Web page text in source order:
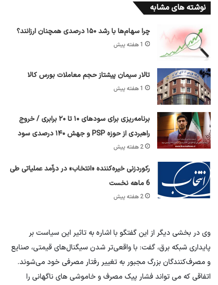
نوشته های مشابه
چرا سهام‌ها با رشد ۱۵۰ درصدی همچنان ارزانند؟
1 هفته پیش
تالار سیمان پیشتاز حجم معاملات بورس کالا
1 هفته پیش
برنامه‌ریزی برای سود‌های ۱۰ تا ۲۰ برابری / خروج
راهبردی از حوزه PSP و جهش ۱۴۰ درصدی سود
2 هفته پیش
رکوردزنی خیره‌کننده «انتخاب» در درآمد عملیاتی طی
6 ماهه نخست
2 هفته پیش
وی در بخشی دیگر از این گفتگو با اشاره به تاثیر این سیاست بر
پایداری شبکه برق، گفت: با واقعی‌تر شدن سیگنال‌های قیمتی، صنایع
و مصرف‌کنندگان بزرگ مجبور به تغییر رفتار مصرفی خود می‌شوند.
اتفاقی که می تواند فشار پیک مصرف و خاموشی های ناگهانی را